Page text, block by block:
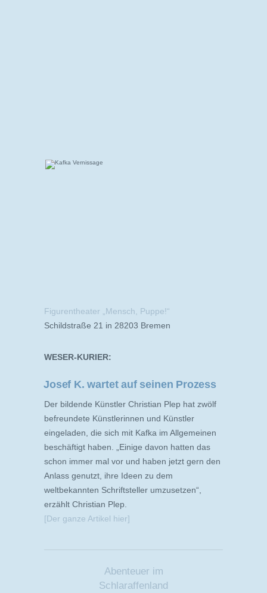
Figurentheater „Mensch, Puppe!“
Schildstraße 21 in 28203 Bremen
WESER-KURIER:
Josef K. wartet auf seinen Prozess
Der bildende Künstler Christian Plep hat zwölf
befreundete Künstlerinnen und Künstler
eingeladen, die sich mit Kafka im Allgemeinen
beschäftigt haben. „Einige davon hatten das
schon immer mal vor und haben jetzt gern den
Anlass genutzt, ihre Ideen zu dem
weltbekannten Schriftsteller umzusetzen“,
erzählt Christian Plep.
[Der ganze Artikel hier]
Abenteuer im
Schlaraffenland